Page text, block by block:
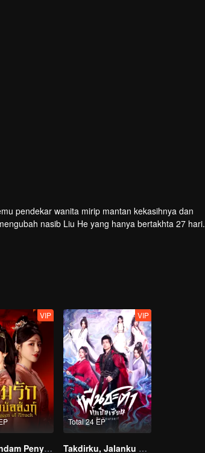
pendekar wanita mirip mantan kekasihnya dan
nasib Liu He yang hanya bertakhta 27 hari.
VIP
Ratu Dendam Penyerang (Thai Ver.)
Total 24 EP
VIP
Takdirku, Jalanku Sendiri (Thai Ver.)